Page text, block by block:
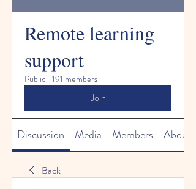
Remote learning
support
Public · 191 members
Join
Discussion Media Members About
Back